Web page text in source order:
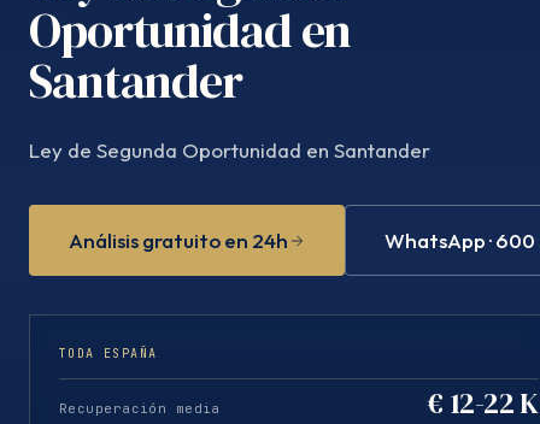
Oportunidad en
Santander
Ley de Segunda Oportunidad en Santander
Análisis gratuito en 24h WhatsApp ·
TODA ESPAÑA
Recuperación media € 12-22 K